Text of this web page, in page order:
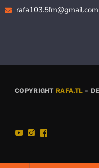
rafa103.5fm@gmail.com
COPYRIGHT RAFA.TL -